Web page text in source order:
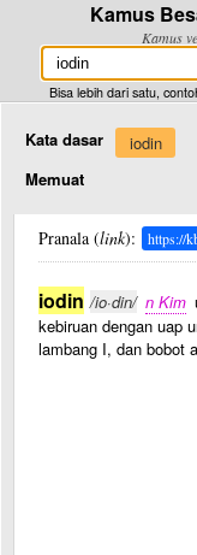
Kamus
Kamus
Bisa lebih dari satu,
Kata dasar
iodin
Memuat
Pranala (link): https://
iodin /io·din/ n Kim
kebiruan dengan uap
lambang I, dan bobot